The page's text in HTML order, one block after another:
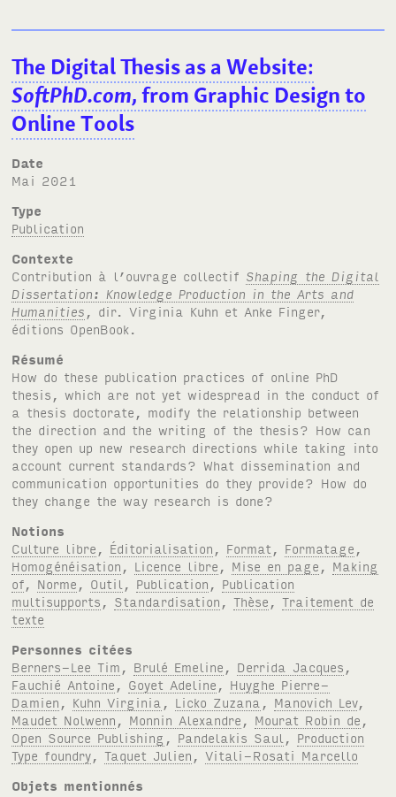
The Digital Thesis as a Website:
SoftPhD.com, from Graphic Design to
Online Tools
Date
mai 2021
Type
Publication
Contexte
Contribution à l’ouvrage collectif Shaping the Digital
Dissertation: Knowledge Production in the Arts and
Humanities , dir. Virginia Kuhn et Anke Finger,
éditions OpenBook.
Résumé
How do these publication practices of online PhD
thesis, which are not yet widespread in the conduct of
a thesis doctorate, modify the relationship between
the direction and the writing of the thesis? How can
they open up new research directions while taking into
account current standards? What dissemination and
communication opportunities do they provide? How do
they change the way research is done?
Notions
Culture libre
Éditorialisation Format Formatage
Homogénéisation
Licence libre Mise en page
Making
of
Norme Outil Publication
Publication
multisupports
Standardisation ,Thèse ,Traitement de
texte
Personnes citées
Berners-Lee Tim
Brulé Emeline Derrida Jacques
Fauchié Antoine
Goyet Adeline
Huyghe Pierre-
Damien
Kuhn Virginia Licko Zuzana Manovich Lev,
Maudet Nolwenn
Monnin Alexandre Mourat Robin de
Open Source Publishing
Pandelakis Saul
Production
Type foundry ,Taquet Julien ,Vitali-Rosati Marcello
Objets mentionnés